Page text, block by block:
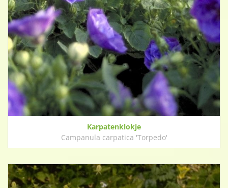
Karpatenklokje
Campanula carpatica 'Torpedo'